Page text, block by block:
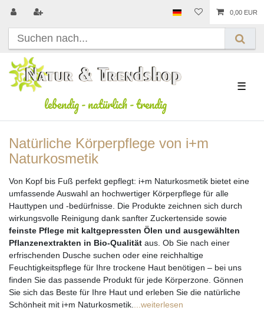
0,00 EUR
lebendig-natürlich-trendig
☰
Natürliche Körperpflege von i+m
Naturkosmetik
Von Kopf bis Fuß perfekt gepflegt: i+m Naturkosmetik bietet eine
umfassende Auswahl an hochwertiger Körperpflege für alle
Hauttypen und -bedürfnisse. Die Produkte zeichnen sich durch
wirkungsvolle Reinigung dank sanfter Zuckertenside sowie
feinste Pflege mit kaltgepressten Ölen und ausgewählten
Pflanzenextrakten in Bio-Qualität aus. Ob Sie nach einer
erfrischenden Dusche suchen oder eine reichhaltige
Feuchtigkeitspflege für Ihre trockene Haut benötigen – bei uns
finden Sie das passende Produkt für jede Körperzone. Gönnen
Sie sich das Beste für Ihre Haut und erleben Sie die natürliche
Schönheit mit i+m Naturkosmetik.
...weiterlesen